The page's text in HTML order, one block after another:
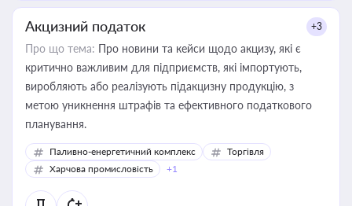
Акцизний податок +3
Про що тема: Про новини та кейси щодо акцизу, які є
критично важливим для підприємств, які імпортують,
виробляють або реалізують підакцизну продукцію, з
метою уникнення штрафів та ефективного податкового
планування.
Паливно-енергетичний комплекс
Торгівля
Харчова промисловість
+1